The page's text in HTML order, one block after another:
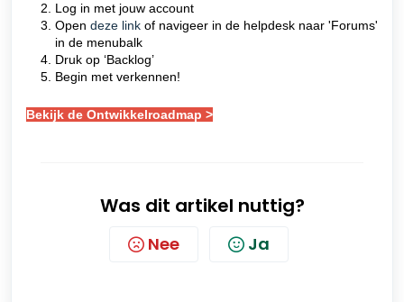
Log in met jouw account
Open deze link of navigeer in de helpdesk naar 'Forums'
in de menubalk
Druk op ‘Backlog’
Begin met verkennen!
Bekijk de Ontwikkelroadmap >
Was dit artikel nuttig?
Nee Ja